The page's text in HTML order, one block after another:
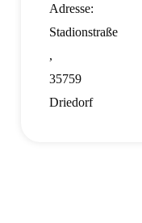
Adresse:
Stadionstraße
,
35759
Driedorf